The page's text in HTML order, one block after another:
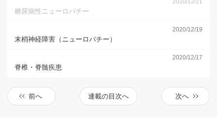
2020/12/21
糖尿病性ニューロパチー
2020/12/19
末梢神経障害（ニューロパチー）
2020/12/17
脊椎・脊髄疾患
前へ 連載の目次へ 次へ